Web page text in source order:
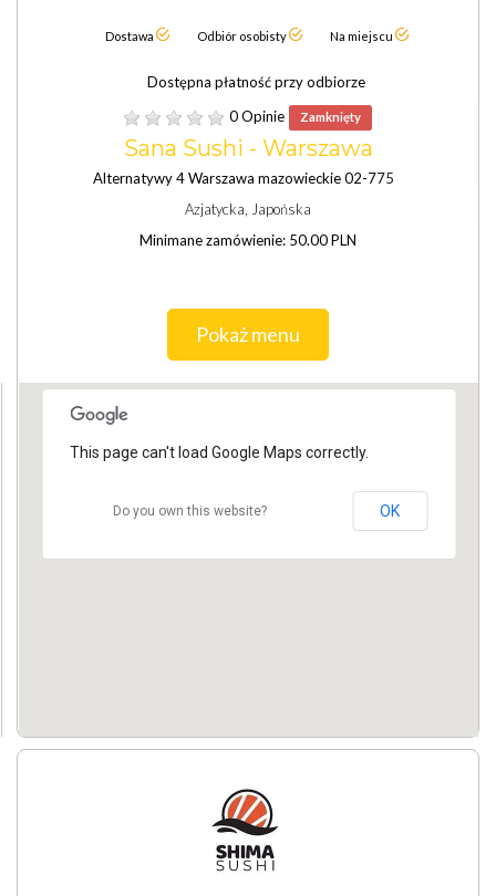
Dostawa Odbiór osobisty Na miejscu
Dostępna płatność przy odbiorze
0 Opinie
Zamknięty
Sana Sushi - Warszawa
Alternatywy 4 Warszawa mazowieckie 02-775
Azjatycka, Japońska
Minimane zamówienie: 50.00 PLN
Pokaż menu
This page can't load Google Maps correctly.
Do you own this website? OK